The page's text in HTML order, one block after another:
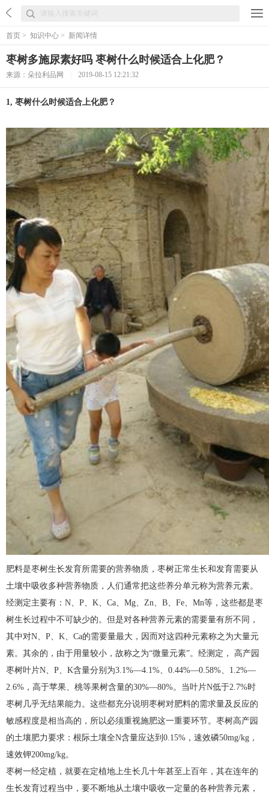
首页 > 知识中心 > 新闻详情
枣树多施尿素好吗 枣树什么时候适合上化肥？
来源：朵拉利品网 2019-08-15 12:21:32
1, 枣树什么时候适合上化肥？
肥料是枣树生长发育所需要的营养物质，枣树正常生长和发育需要从
土壤中吸收多种营养物质，人们通常把这些养分单元称为营养元素。
经测定主要有：N、P、K、Ca、Mg、Zn、B、Fe、Mn等，这些都是枣
树生长过程中不可缺少的。但是对各种营养元素的需要量有所不同，
其中对N、P、K、Ca的需要量最大，因而对这四种元素称之为大量元
素。其余的，由于用量较小，故称之为“微量元素”。经测定， 高产园
枣树叶片N、P、K含量分别为3.1%—4.1%、0.44%—0.58%、1.2%—
2.6%，高于苹果、桃等果树含量的30%—80%。当叶片N低于2.7%时
枣树几乎无结果能力。这些都充分说明枣树对肥料的需求量及反应的
敏感程度是相当高的，所以必须重视施肥这一重要环节。枣树高产园
的土壤肥力要求：根际土壤全N含量应达到0.15%，速效磷50mg/kg，
速效钾200mg/kg。
枣树一经定植，就要在定植地上生长几十年甚至上百年，其在连年的
生长发育过程当中，要不断地从土壤中吸收一定量的各种营养元素，